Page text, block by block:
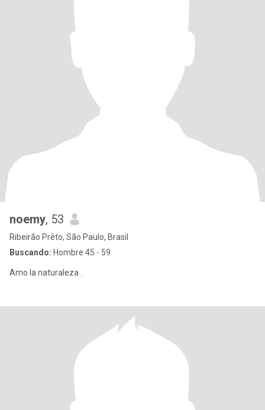
noemy, 53
Ribeirão Prêto, São Paulo, Brasil
Buscando: Hombre 45 - 59
Amo la naturaleza .